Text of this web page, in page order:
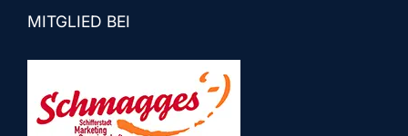
MITGLIED BEI